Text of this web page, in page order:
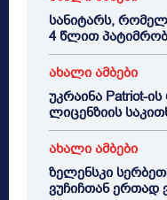
სანიტარს,
4 წლით
ახალი ამბები
უკრაინა Patriot-
ლიცენზიის
ახალი ამბები
ზელენსკი
ვუჩიჩთან ერთად